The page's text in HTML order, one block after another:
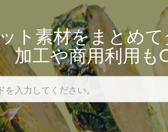
ト素材をまとめ
加工や商用利用も